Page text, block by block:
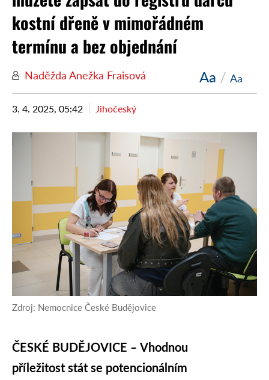
kostní dřeně v mimořádném
termínu a bez objednání
Naděžda Anežka Fraisová Aa / Aa
3. 4. 2025, 05:42 Jihočeský
Zdroj: Nemocnice České Budějovice
ČESKÉ BUDĚJOVICE – Vhodnou
příležitost stát se potencionálním